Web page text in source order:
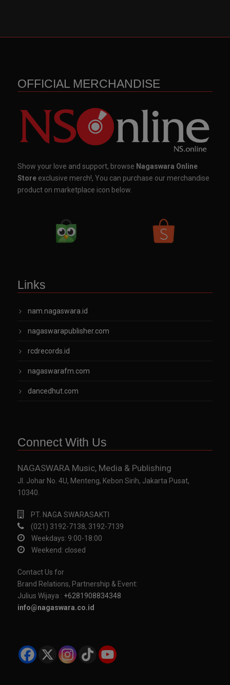
OFFICIAL MERCHANDISE
Show your love and support, browse Nagaswara Online
Store exclusive merch!, You can purchase our merchandise
product on marketplace icon below.
Links
nam.nagaswara.id
nagaswarapublisher.com
rcdrecords.id
nagaswarafm.com
dancedhut.com
Connect With Us
NAGASWARA Music, Media & Publishing
Jl. Johar No. 4U, Menteng, Kebon Sirih, Jakarta Pusat,
10340.
PT. NAGA SWARASAKTI
(021) 3192-7138, 3192-7139
Weekdays: 9:00-18:00
Weekend: closed
Contact Us for
Brand Relations, Partnership & Event:
Julius Wijaya : +6281908834348
info@nagaswara.co.id